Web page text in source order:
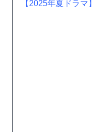
【2025年夏ドラマ】